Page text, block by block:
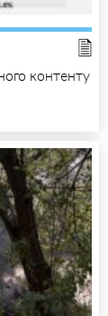
контенту